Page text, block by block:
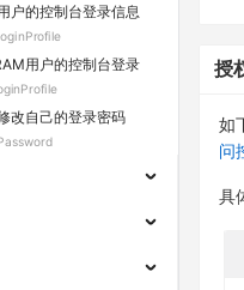
户的控制台登录信息
用户的控制台登录
改自己的登录密码
授
如
问
具